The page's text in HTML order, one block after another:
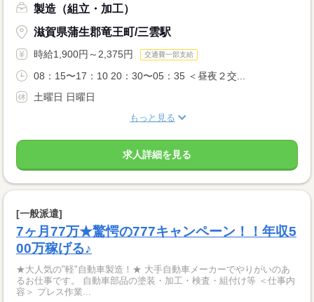
製造（組立・加工）
滋賀県蒲生郡竜王町/三雲駅
時給1,900円～2,375円 交通費一部支給
08：15〜17：10 20：30〜05：35 ＜昼夜２交...
土曜日 日曜日
もっと見る
求人詳細を見る
[一般派遣]
7ヶ月77万★驚愕の777キャンペーン！！年収5
00万稼げる♪
★大人気の"軽"自動車製造！★ 大手自動車メーカーでやりがいのあ
るお仕事です。 自動車部品の塗装・加工・検査・組付け等 ＜仕事内
容＞ プレス作業...